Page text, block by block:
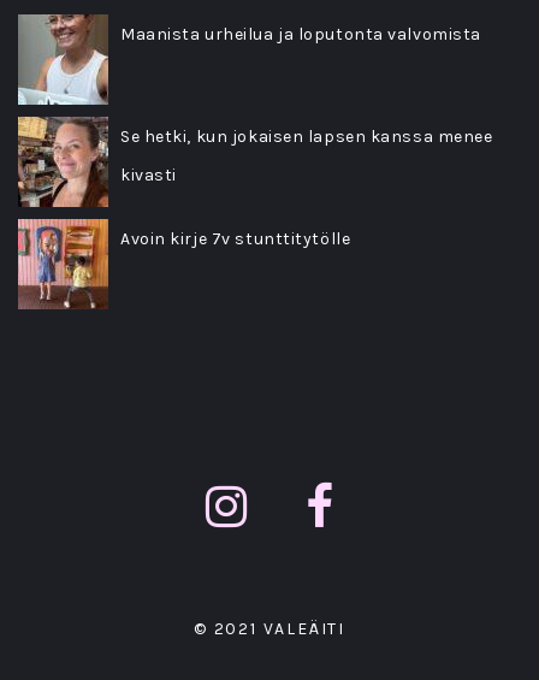
Maanista urheilua ja loputonta valvomista
Se hetki, kun jokaisen lapsen kanssa menee
kivasti
Avoin kirje 7v stunttitytölle
© 2021 VALEÄITI